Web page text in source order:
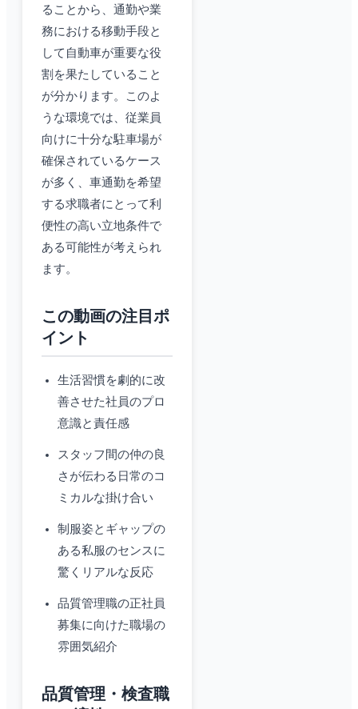
ることから、通勤や業
務における移動手段と
して自動車が重要な役
割を果たしていること
が分かります。このよ
うな環境では、従業員
向けに十分な駐車場が
確保されているケース
が多く、車通勤を希望
する求職者にとって利
便性の高い立地条件で
ある可能性が考えられ
ます。
この動画の注目ポ
イント
生活習慣を劇的に改
善させた社員のプロ
意識と責任感
スタッフ間の仲の良
さが伝わる日常のコ
ミカルな掛け合い
制服姿とギャップの
ある私服のセンスに
驚くリアルな反応
品質管理職の正社員
募集に向けた職場の
雰囲気紹介
品質管理・検査職